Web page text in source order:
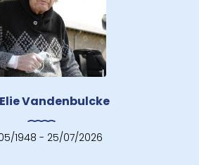
Vandenbulcke
1948 - 25/07/2026